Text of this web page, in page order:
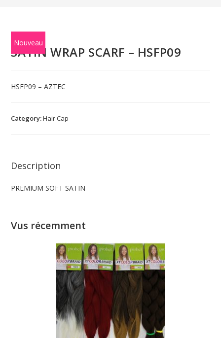
Nouveau
SATIN WRAP SCARF – HSFP09
HSFP09 – AZTEC
Category:Hair Cap
Description
PREMIUM SOFT SATIN
Vus récemment